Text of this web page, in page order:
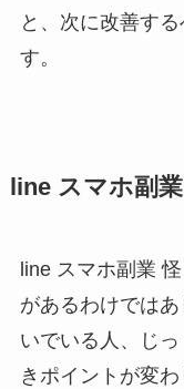
と、次に改善す
す。
line スマホ副
line スマホ副業
があるわけでは
いでいる人、じ
きポイントが変